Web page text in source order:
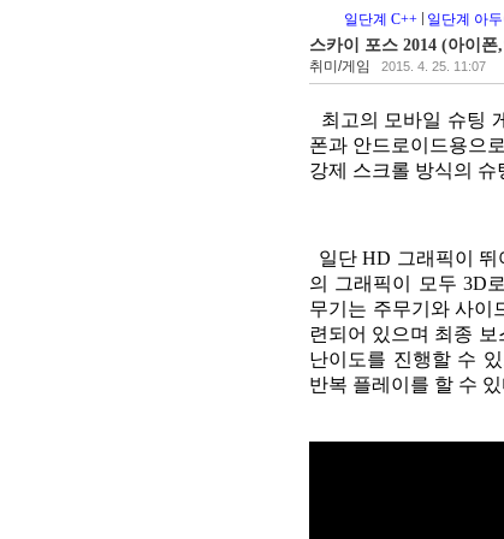
일단계 C++ 일단계 아
스카이 포스 2014 (아이
취미/게임 2015. 4. 25. 11:07
최고의 모바일 슈팅
폰과 안드로이드용으
강제 스크롤 방식의 슈
일단 HD 그래픽이
의 그래픽이 모두 3D
무기는 주무기와 사이
련되어 있으며 최종
난이도를 진행할 수
반복 플레이를 할 수 있